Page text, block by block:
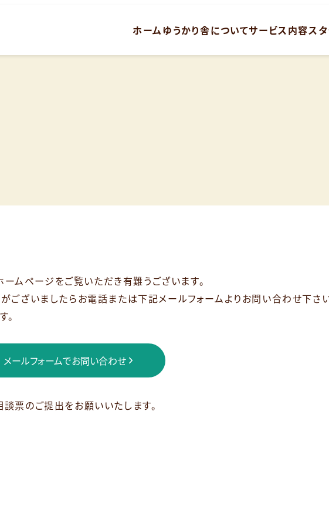
ホームゆうかり舎についてサービス内容ス
ムページをご覧いただき有難うございます。
ございましたらお電話または下記メールフォームよりお問い合わせ下さ
メールフォームでお問い合わせ
票のご提出をお願いいたします。